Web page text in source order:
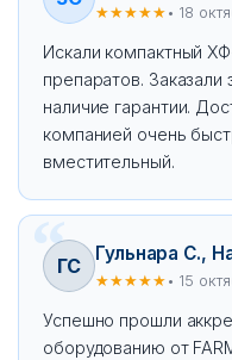
★★★★★ • 18
Искали компактный
препаратов. Заказали
наличие гарантии.
компанией очень
вместительный.
ГС
Гульнара С.,
★★★★★ • 15
Успешно прошли
оборудованию от